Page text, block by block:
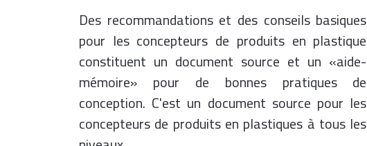
Des recommandations et des conseils basiques
pour les concepteurs de produits en plastique
constituent un document source et un «aide-
mémoire» pour de bonnes pratiques de
conception. C'est un document source pour les
concepteurs de produits en plastiques à tous les